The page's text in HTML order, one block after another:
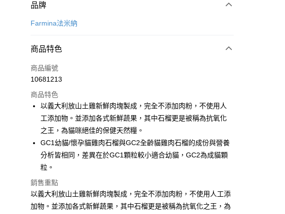
付款方式
信用卡一次付款
合作金庫商業銀行
華南商業銀行
上海商業儲蓄銀行
國泰世華商業銀行
兆豐國際商業銀行
臺灣中小企業銀行
台中商業銀行
匯豐（台灣）商業銀行
聯邦商業銀行
元大商業銀行
永豐商業銀行
玉山商業銀行
星展（台灣）商業銀行
台新國際商業銀行
6 期 0 利率 每期
華南商業銀行
上海商業儲蓄銀行
台北富邦商業銀行
國泰世華商業銀行
兆豐國際商業銀行
臺灣中小企業銀行
台中商業銀行
匯豐（台灣）商業銀行
華泰商業銀行
元大商業銀行
永豐商業銀行
玉山商業銀行
台新國際商業銀行
台灣樂天信用卡公司
合作金庫商業銀行
第一商業銀行
華南商業銀行
彰化商業銀行
上海商業儲蓄銀行
台北富邦商業銀行
國泰世華商業銀行
兆豐國際商業銀行
臺灣中小企業銀行
台中商業銀行
匯豐（台灣）商業銀行
華泰商業銀行
聯邦商業銀行
玉山商業銀行
台新國際商業銀行
中國信託商業銀行
台灣樂天信用卡公司
24 期 0 利率 每期
合作金庫商業銀行
第一商業銀行
華南商業銀行
上海商業儲蓄銀行
兆豐國際商業銀行
臺灣中小企業銀行
台中商業銀行
匯豐（台灣）商業銀行
華泰商業銀行
永豐商業銀行
星展（台灣）商業銀行
台新國際商業銀行
中國信託商業銀行
台灣樂天信用卡公司
超商取貨付款
LINE Pay
Apple Pay
貨到付款
運送方式
品牌
Farmina法米納
商品特色
商品編號
10681213
商品特色
以義大利放山土雞新鮮肉塊製成，完全不添加肉粉，不使用人
工添加物。並添加各式新鮮蔬果，其中石榴更是被稱為抗氧化
之王，為貓咪絕佳的保健天然糧。
GC1幼貓/懷孕貓雞肉石榴與GC2全齡貓雞肉石榴的成份與營養
分析皆相同，差異在於GC1顆粒較小適合幼貓，GC2為成貓顆
粒。
銷售重點
以義大利放山土雞新鮮肉塊製成，完全不添加肉粉，不使用人工添
加物。並添加各式新鮮蔬果，其中石榴更是被稱為抗氧化之王，為